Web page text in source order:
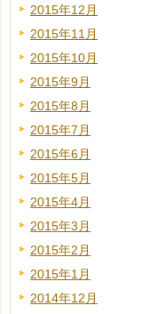
2015年12月
2015年11月
2015年10月
2015年9月
2015年8月
2015年7月
2015年6月
2015年5月
2015年4月
2015年3月
2015年2月
2015年1月
2014年12月